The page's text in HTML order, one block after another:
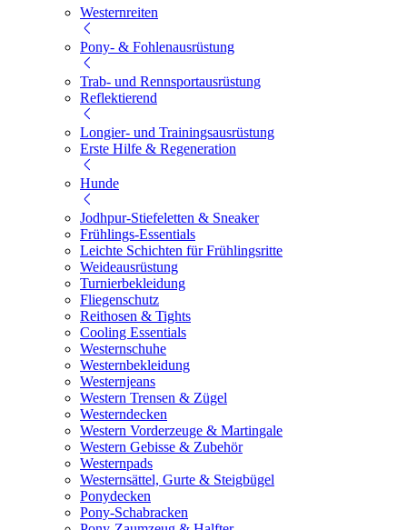
Westernreiten
Pony- & Fohlenausrüstung
Trab- und Rennsportausrüstung
Reflektierend
Longier- und Trainingsausrüstung
Erste Hilfe & Regeneration
Hunde
Jodhpur-Stiefeletten & Sneaker
Frühlings-Essentials
Leichte Schichten für Frühlingsritte
Weideausrüstung
Turnierbekleidung
Fliegenschutz
Reithosen & Tights
Cooling Essentials
Westernschuhe
Westernbekleidung
Westernjeans
Western Trensen & Zügel
Westerndecken
Western Vorderzeuge & Martingale
Western Gebisse & Zubehör
Westernpads
Westernsättel, Gurte & Steigbügel
Ponydecken
Pony-Schabracken